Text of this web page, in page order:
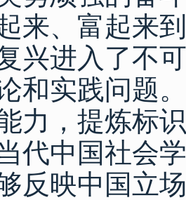
来、富起来
兴进入了不
和实践问题
力，提炼标
代中国社会
反映中国立